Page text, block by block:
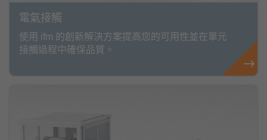
電氣接觸
使用 ifm 的創新解決方案提高您的可用性並在單元
接觸過程中確保品質。